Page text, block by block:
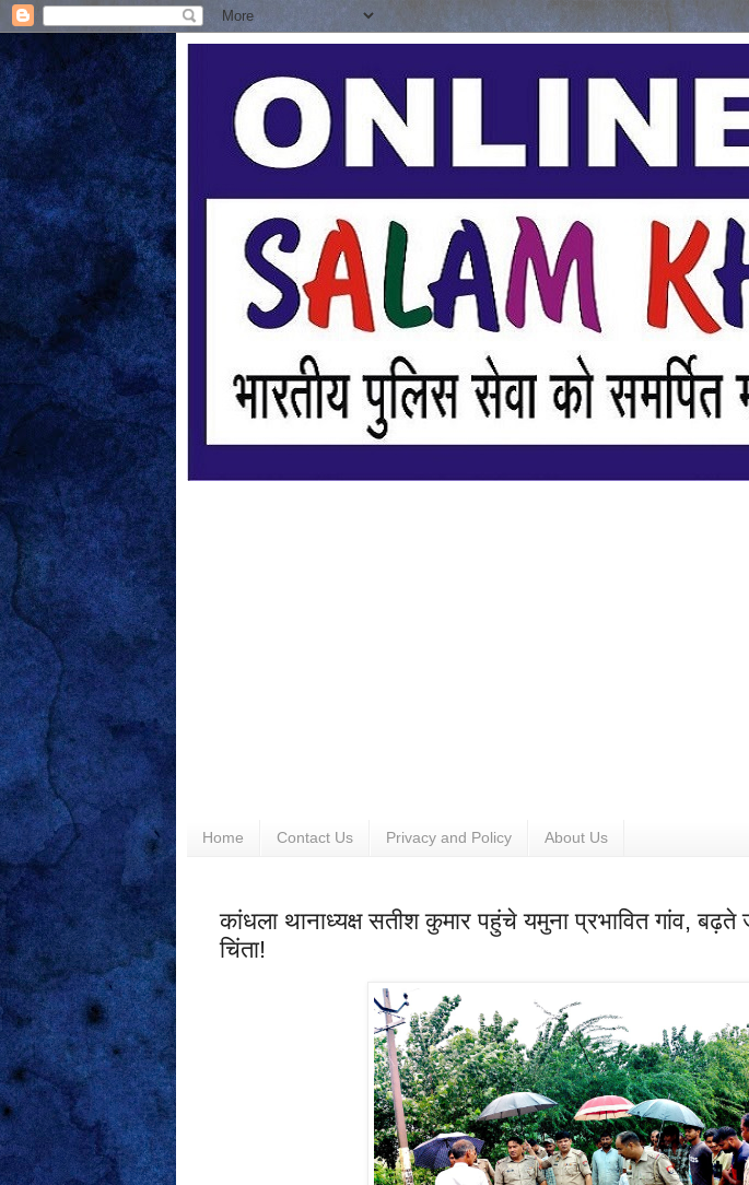
Home Contact Us Privacy and Policy About Us
कांधला थानाध्यक्ष सतीश कुमार पहुंचे यमुना प्रभावित गांव,
चिंता!